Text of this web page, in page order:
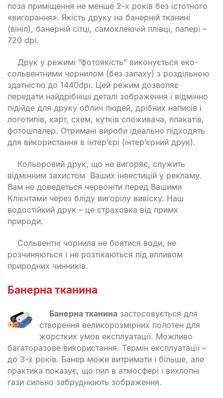
поза приміщення не менше 2-х років без істотного
«вигорання». Якість друку на банерній тканині
(вініл), банерній сітці, самоклеючій плівці, папері –
720 dpi.
Друк у режимі “фотоякість” виконується еко-
сольвентними чорнилом (без запаху) з роздільною
здатністю до 1440dpi. Цей режим дозволяє
передати найдрібніші деталі зображення і відмінно
підійде для друку облич людей, дрібних написів і
логотипів, карт, схем, кутків споживача, плакатів,
фотошпалер. Отримані вироби ідеально підходять
для використання в інтер’єрі (інтер’єрний друк).
Кольоровий друк, що не вигоряє, служить
відмінним захистом Ваших інвестицій у рекламу.
Вам не доведеться червоніти перед Вашими
Клієнтами через бліду вигорілу вивіску. Наш
водостійкий друк – це страховка від примх
природи.
Сольвентні чорнила не боятися води, не
розчиняються і не розтікаються під впливом
природних чинників.
Банерна тканина
Банерна тканина застосовується для
створення великорозмірних полотен для
жорстких умов експлуатації. Можливо
багаторазове використання. Термін експлуатації –
до 3-х років. Банер може витримати і більше, але
практика показує, що пил в атмосфері і вихлопні
гази сильно забруднюють зображення.